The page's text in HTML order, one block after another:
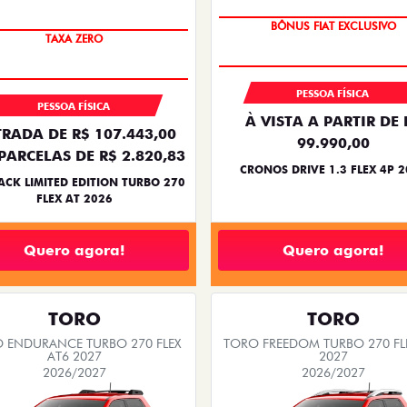
PREÇO IMPERDÍVEL
PESSOA FÍSICA
DE R$ 107.443,00
DE R$ 2.820,83
LIMITED EDITION TURBO 270
FLEX AT 2026
Quero agora!
SUPER DESCONTO
PESSOA FÍSICA
À VISTA A PARTIR DE
99.990,00
CRONOS DRIVE 1.3 FLEX 4P
Quero agora!
TORO
ENDURANCE TURBO 270 FLEX
AT6 2027
2026/2027
TORO
TORO FREEDOM TURBO 270
2027
2026/2027